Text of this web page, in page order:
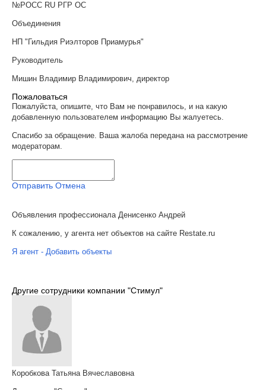
№РОСС RU РГР ОС
Объединения
НП "Гильдия Риэлторов Приамурья"
Руководитель
Мишин Владимир Владимирович, директор
Пожаловаться
Пожалуйста, опишите, что Вам не понравилось, и на какую
добавленную пользователем информацию Вы жалуетесь.
Спасибо за обращение. Ваша жалоба передана на рассмотрение
модераторам.
Отправить Отмена
Объявления профессионала Денисенко Андрей
К сожалению, у агента нет объектов на сайте Restate.ru
Я агент - Добавить объекты
Другие сотрудники компании "Стимул"
Коробкова Татьяна Вячеславовна